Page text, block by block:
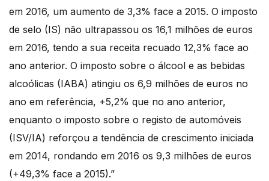
em 2016, um aumento de 3,3% face a 2015. O imposto
de selo (IS) não ultrapassou os 16,1 milhões de euros
em 2016, tendo a sua receita recuado 12,3% face ao
ano anterior. O imposto sobre o álcool e as bebidas
alcoólicas (IABA) atingiu os 6,9 milhões de euros no
ano em referência, +5,2% que no ano anterior,
enquanto o imposto sobre o registo de automóveis
(ISV/IA) reforçou a tendência de crescimento iniciada
em 2014, rondando em 2016 os 9,3 milhões de euros
(+49,3% face a 2015).”